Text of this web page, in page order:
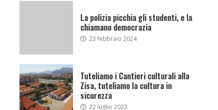
La polizia picchia gli studenti, e la
chiamano democrazia
23 febbraio 2024
Tuteliamo i Cantieri culturali alla
Zisa, tuteliamo la cultura in
sicurezza
22 luglio 2023